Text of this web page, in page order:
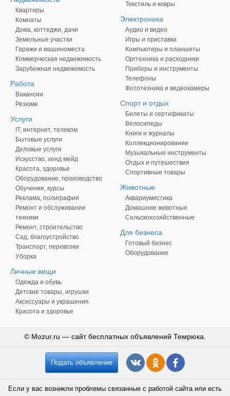
Квартиры
Комнаты
Дома, коттеджи, дачи
Земельные участки
Гаражи и машиноместа
Коммерческая недвижимость
Зарубежная недвижимость
Работа
Вакансии
Резюме
Услуги
IT, интернет, телеком
Бытовые услуги
Деловые услуги
Искусство, хенд мейд
Красота, здоровье
Оборудование, производство
Обучение, курсы
Реклама, полиграфия
Ремонт и обслуживание
техники
Ремонт, строительство
Сад, благоустройство
Транспорт, перевозки
Уборка
Личные вещи
Одежда и обувь
Детские товары, игрушки
Аксессуары и украшения
Красота и здоровье
Текстиль и ковры
Электроника
Аудио и видео
Игры и приставки
Компьютеры и планшеты
Оргтехника и расходники
Приборы и инструменты
Телефоны
Фототехника и видеокамеры
Спорт и отдых
Билеты и сертификаты
Велосипеды
Книги и журналы
Коллекционирование
Музыкальные инструменты
Отдых и путешествия
Спортивные товары
Животные
Аквариумистика
Домашние животные
Сельскохозяйственные
Для бизнеса
Готовый бизнес
Оборудование
© Mozur.ru — сайт бесплатных объявлений Темрюка.
Подать объявление
Если у вас возникли проблемы связанные с работой сайта или есть